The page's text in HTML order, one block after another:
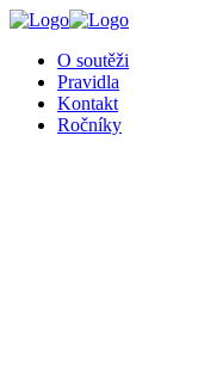
O soutěži
Pravidla
Kontakt
Ročníky